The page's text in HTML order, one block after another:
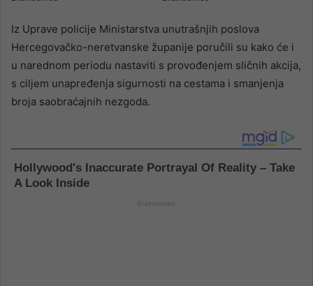
Iz Uprave policije Ministarstva unutrašnjih poslova
Hercegovačko-neretvanske županije poručili su kako će i
u narednom periodu nastaviti s provođenjem sličnih akcija,
s ciljem unapređenja sigurnosti na cestama i smanjenja
broja saobraćajnih nezgoda.